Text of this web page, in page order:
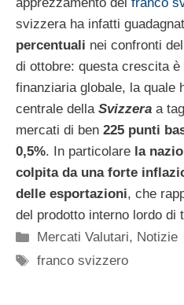
apprezzamento del franco
svizzera ha infatti
percentuali nei confronti
di ottobre: questa crescita
finanziaria globale, la quale
centrale della Svizzera a
mercati di ben 225 punti
0,5%. In particolare la
colpita da una forte
delle esportazioni, che
del prodotto interno lordo di
Categorie
Mercati Valutari, Notizie
Tag
franco svizzero